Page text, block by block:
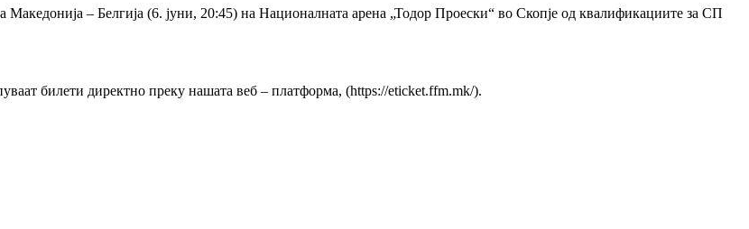
Македонија – Белгија (6. јуни, 20:45) на Националната арена „Тодор Проески“ во Скопје од квалификациите за СП
билети директно преку нашата веб – платформа, (https://eticket.ffm.mk/).